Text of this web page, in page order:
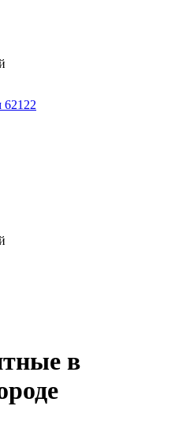
62122
в